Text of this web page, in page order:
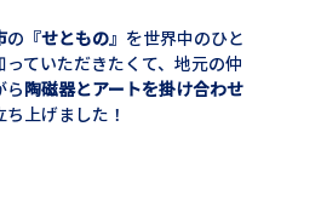
の『せともの』を世界中のひと
ていただきたくて、地元の仲
ら陶磁器とアートを掛け合わせ
ち上げました！